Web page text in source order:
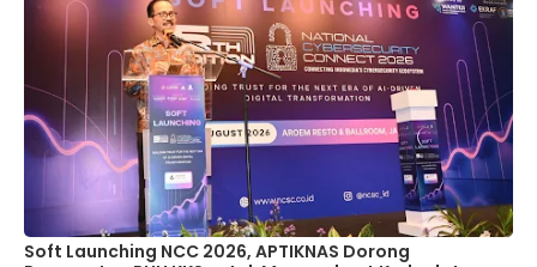
Soft Launching NCC 2026, APTIKNAS Dorong